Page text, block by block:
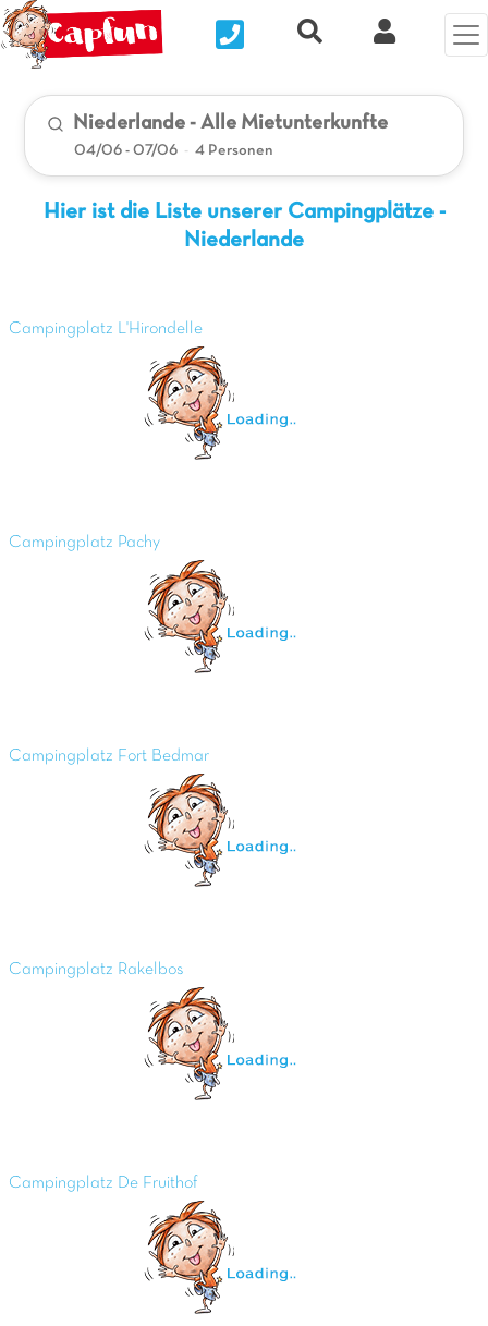
Nous contacterRecherche rapide
Clix
Niederlande - Alle Mietunterkunfte
04/06 - 07/06 - 4 Personen
Hier ist die Liste unserer Campingplätze -
Niederlande
Campingplatz L'Hirondelle
Campingplatz Pachy
Campingplatz Fort Bedmar
Campingplatz Rakelbos
Campingplatz De Fruithof